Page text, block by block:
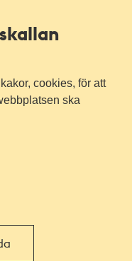
cookies, för att
ska